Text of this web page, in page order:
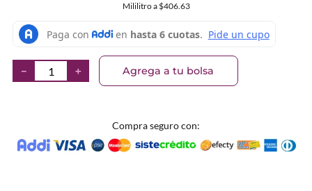
Mililitroa $406.63
＋
－ Agrega a tu bolsa
Compra seguro con: